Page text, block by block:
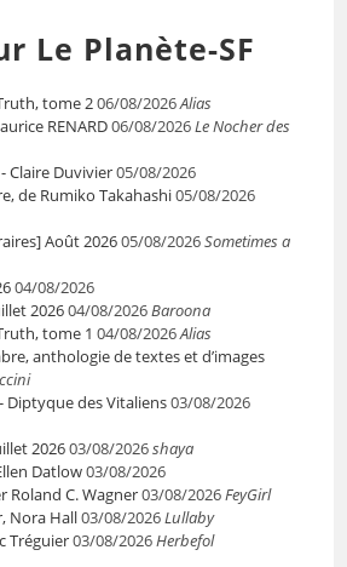
Le Planète-SF
tome 206/08/2026Alias
RENARD06/08/2026Le Nocher des
Claire Duvivier05/08/2026
de Rumiko Takahashi05/08/2026
Août 202605/08/2026Sometimes a
04/08/2026
202604/08/2026Baroona
tome 1 04/08/2026Alias
anthologie de textes et d’images
Diptyque des Vitaliens03/08/2026
202603/08/2026shaya
Datlow03/08/2026
Roland C. Wagner03/08/2026FeyGirl
Nora Hall03/08/2026Lullaby
Tréguier03/08/2026Herbefol